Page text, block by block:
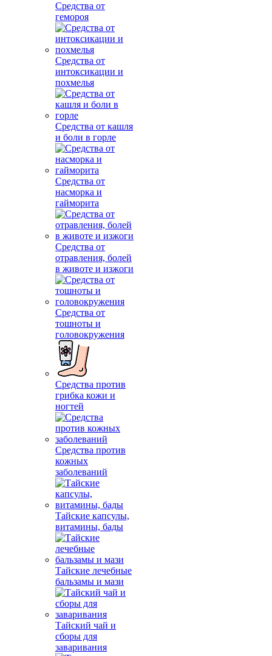
Средства от
гемороя
Средства от
интоксикации и
похмелья
Средства от кашля
и боли в горле
Средства от
насморка и
гайморита
Средства от
отравления, болей
в животе и изжоги
Средства от
тошноты и
головокружения
Средства против
грибка кожи и
ногтей
Средства против
кожных
заболеваний
Тайские капсулы,
витамины, бады
Тайские лечебные
бальзамы и мази
Тайский чай и
сборы для
заваривания